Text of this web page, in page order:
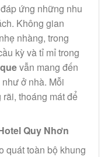
ứng những nhu
Không gian
nhàng, trong
kỳ và tỉ mỉ trong
vẫn mang đến
ở nhà. Mỗi
thoáng mát để
Quy Nhơn
quát toàn bộ khung